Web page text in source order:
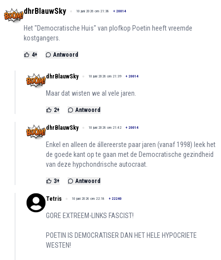
dhrBlauwSky 10 juni 2026 om 21:38 + 20014
Het "Democratische Huis" van plofkop Poetin heeft vreemde
kostgangers.
4+ Antwoord
dhrBlauwSky 10 juni 2026 om 21:39 + 20014
Maar dat wisten we al vele jaren.
2+ Antwoord
dhrBlauwSky 10 juni 2026 om 21:42 + 20014
Enkel en alleen de állereerste paar jaren (vanaf 1998) leek het
de goede kant op te gaan met de Democratische gezindheid
van deze hypchondrische autocraat.
3+ Antwoord
Tetris 10 juni 2026 om 22:18 + 22240
GORE EXTREEM-LINKS FASCIST!
POETIN IS DEMOCRATISER DAN HET HELE HYPOCRIETE
WESTEN!